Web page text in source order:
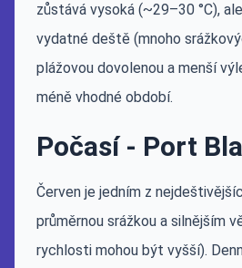
zůstává vysoká (~29–30 °C),
vydatné deště (mnoho
plážovou dovolenou a menší
méně vhodné období.
Počasí - Port
Červen je jedním z
průměrnou srážkou a silnějším
rychlosti mohou být vyšší).